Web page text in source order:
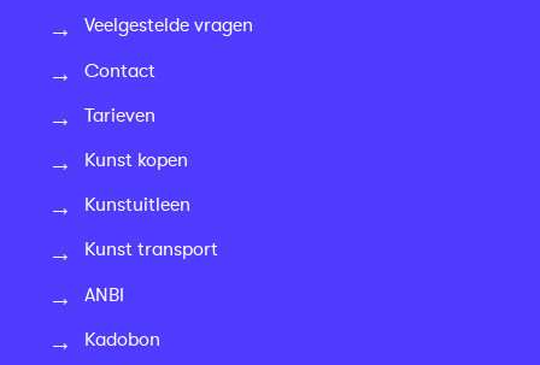
Veelgestelde vragen
Contact
Tarieven
Kunst kopen
Kunstuitleen
Kunst transport
ANBI
Kadobon